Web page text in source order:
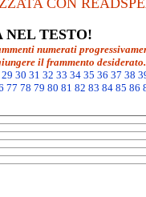
CON
NEL TESTO!
numerati
il frammento desiderato.
29 30 31 32 33 34 35 36 37 38
77 78 79 80 81 82 83 84 85 86